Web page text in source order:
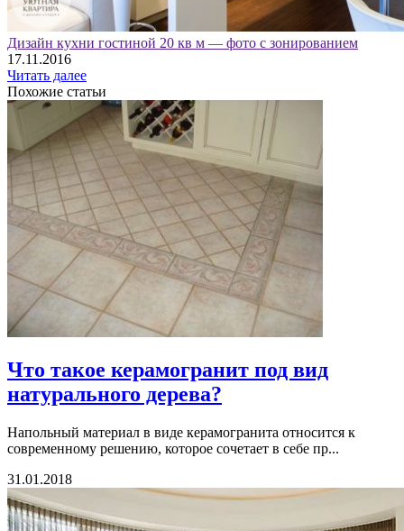
Дизайн кухни гостиной 20 кв м — фото с зонированием
17.11.2016
Читать далее
Похожие статьи
Что такое керамогранит под вид
натурального дерева?
Напольный материал в виде керамогранита относится к
современному решению, которое сочетает в себе пр...
31.01.2018